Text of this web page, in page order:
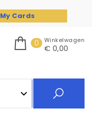
My Cards
0 Winkelwagen
€ 0,00